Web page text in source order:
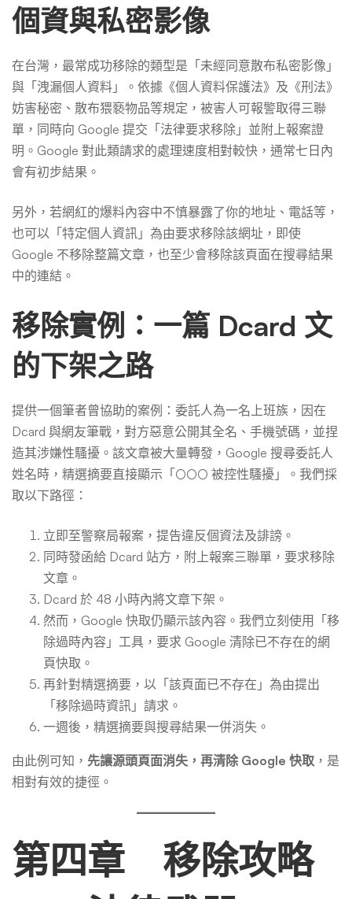
個資與私密影像
在台灣，最常成功移除的類型是「未經同意散布私密影像」
與「洩漏個人資料」。依據《個人資料保護法》及《刑法》
妨害秘密、散布猥褻物品等規定，被害人可報警取得三聯
單，同時向 Google 提交「法律要求移除」並附上報案證
明。Google 對此類請求的處理速度相對較快，通常七日內
會有初步結果。
另外，若網紅的爆料內容中不慎暴露了你的地址、電話等，
也可以「特定個人資訊」為由要求移除該網址，即使
Google 不移除整篇文章，也至少會移除該頁面在搜尋結果
中的連結。
移除實例：一篇 Dcard 文
的下架之路
提供一個筆者曾協助的案例：委託人為一名上班族，因在
Dcard 與網友筆戰，對方惡意公開其全名、手機號碼，並捏
造其涉嫌性騷擾。該文章被大量轉發，Google 搜尋委託人
姓名時，精選摘要直接顯示「○○○ 被控性騷擾」。我們採
取以下路徑：
立即至警察局報案，提告違反個資法及誹謗。
同時發函給 Dcard 站方，附上報案三聯單，要求移除
文章。
Dcard 於 48 小時內將文章下架。
然而，Google 快取仍顯示該內容。我們立刻使用「移
除過時內容」工具，要求 Google 清除已不存在的網
頁快取。
再針對精選摘要，以「該頁面已不存在」為由提出
「移除過時資訊」請求。
一週後，精選摘要與搜尋結果一併消失。
由此例可知， 先讓源頭頁面消失，再清除 Google 快取 ，是
相對有效的捷徑。
第四章 移除攻略